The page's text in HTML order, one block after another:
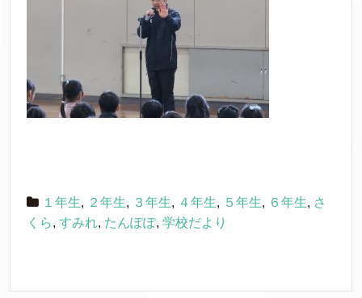
１年生, ２年生, ３年生, ４年生, ５年生, ６年生, さ
くら, すみれ, たんぽぽ, 学校だより